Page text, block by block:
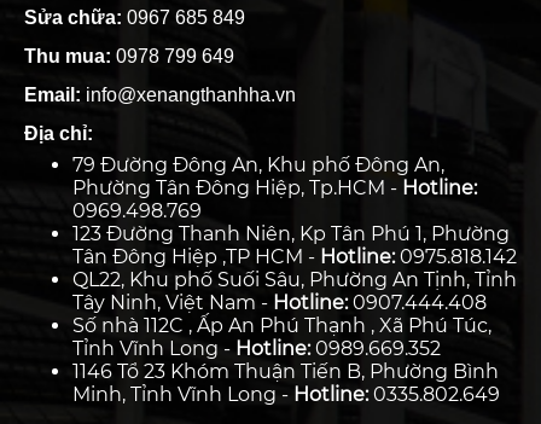
Sửa chữa: 0967 685 849
Thu mua: 0978 799 649
Email: info@xenangthanhha.vn
Địa chỉ:
79 Đường Đông An, Khu phố Đông An,
Phường Tân Đông Hiệp, Tp.HCM - Hotline:
0969.498.769
123 Đường Thanh Niên, Kp Tân Phú 1, Phường
Tân Đông Hiệp ,TP HCM - Hotline:0975.818.142
QL22, Khu phố Suối Sâu, Phường An Tịnh, Tỉnh
Tây Ninh, Việt Nam - Hotline:0907.444.408
Số nhà 112C , Ấp An Phú Thạnh , Xã Phú Túc,
Tỉnh Vĩnh Long - Hotline:0989.669.352
1146 Tổ 23 Khóm Thuận Tiến B, Phường Bình
Minh, Tỉnh Vĩnh Long - Hotline:0335.802.649